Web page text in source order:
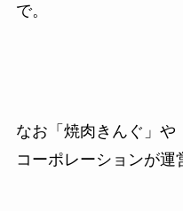
で。
なお「焼肉きんぐ」や
コーポレーションが運